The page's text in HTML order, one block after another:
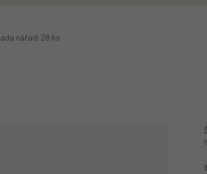
nářadí 28 ks